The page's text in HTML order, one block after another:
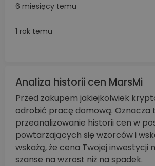
6 miesięcy temu
1 rok temu
Analiza historii cen MarsMi
Przed zakupem jakiejkolwiek
odrobić pracę domową. Oznacza
przeanalizowanie historii cen w
powtarzających się wzorców i
wskażą, że cena Twojej inwestycji
szanse na wzrost niż na spadek.